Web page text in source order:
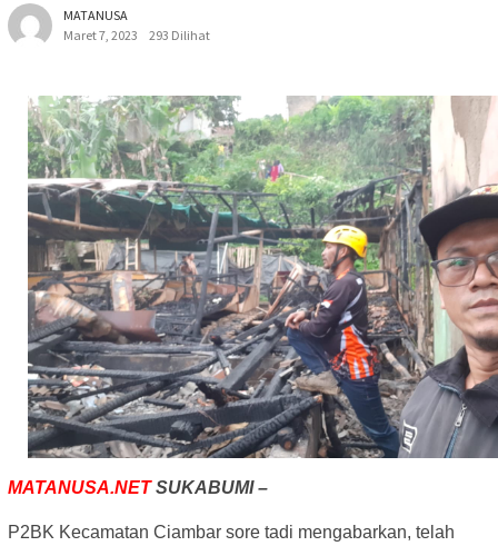
MATANUSA
Maret 7, 2023
293 Dilihat
MATANUSA.NETSUKABUMI –
P2BK Kecamatan Ciambar sore tadi mengabarkan, telah